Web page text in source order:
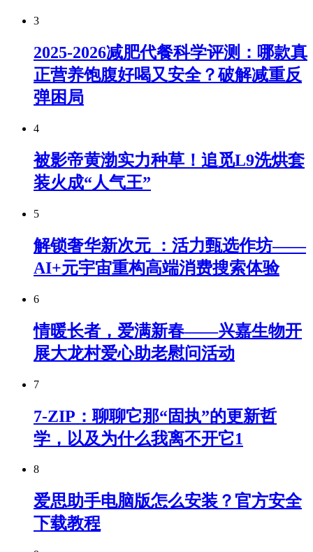
3
2025-2026减肥代餐科学评测：哪款真
正营养饱腹好喝又安全？破解减重反
弹困局
4
被影帝黄渤实力种草！追觅L9洗烘套
装火成“人气王”
5
解锁奢华新次元 ：活力甄选作坊——
AI+元宇宙重构高端消费搜索体验
6
情暖长者，爱满新春——兴嘉生物开
展大龙村爱心助老慰问活动
7
7-ZIP：聊聊它那“固执”的更新哲
学，以及为什么我离不开它1
8
爱思助手电脑版怎么安装？官方安全
下载教程